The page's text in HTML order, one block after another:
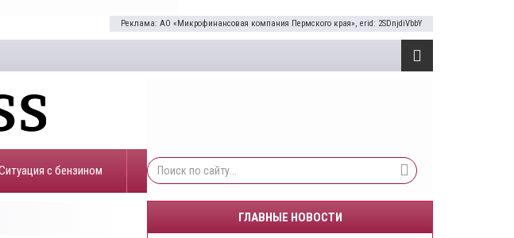
Реклама: АО «Микрофинансовая компания Пермского края», erid: 2SDnjdiVbbY
с бензином
ГЛАВНЫЕ НОВОСТИ